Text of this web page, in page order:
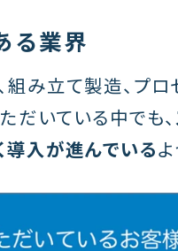
る業界
組み立て製造、プ
だいている中でも、
導入が進んでいる